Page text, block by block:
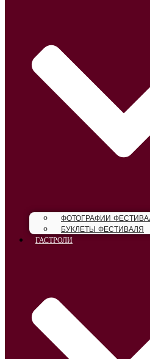
ФОТОГРАФИИ
БУКЛЕТЫ ФЕСТИВАЛЯ
ГАСТРОЛИ